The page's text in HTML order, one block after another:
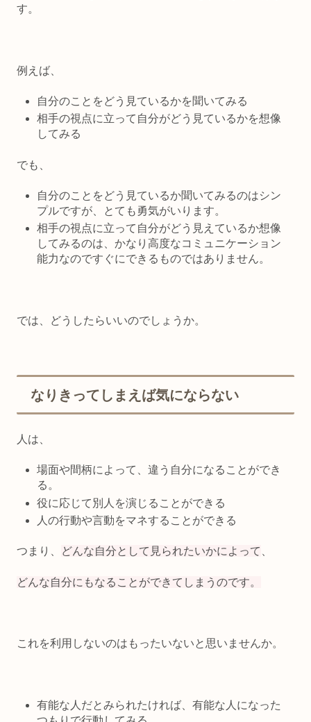
す。
例えば、
自分のことをどう見ているかを聞いてみる
相手の視点に立って自分がどう見ているかを想像
してみる
でも、
自分のことをどう見ているか聞いてみるのはシン
プルですが、とても勇気がいります。
相手の視点に立って自分がどう見えているか想像
してみるのは、かなり高度なコミュニケーション
能力なのですぐにできるものではありません。
では、どうしたらいいのでしょうか。
なりきってしまえば気にならない
人は、
場面や間柄によって、違う自分になることができ
る。
役に応じて別人を演じることができる
人の行動や言動をマネすることができる
つまり、 どんな自分として見られたいかによって
どんな自分にもなることができてしまうのです。
これを利用しないのはもったいないと思いませんか。
有能な人だとみられたければ、有能な人になった